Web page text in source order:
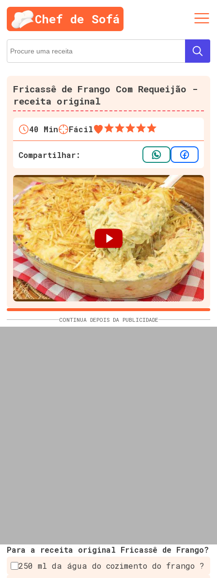
Chef de Sofá
Fricassê de Frango Com Requeijão -
receita original
40 Min Fácil
Compartilhar:
CONTINUA DEPOIS DA PUBLICIDADE
Para a receita original Fricassê de Frango?
250 ml da água do cozimento do frango ?